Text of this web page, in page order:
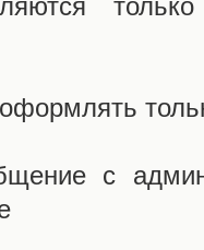
с